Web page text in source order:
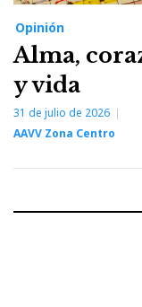
Opinión
Alma,
y vida
31 de julio de 2026
AAVV Zona Centro